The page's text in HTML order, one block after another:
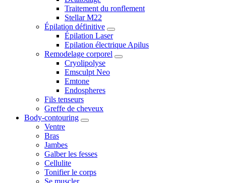
Traitement du ronflement
Stellar M22
Épilation définitive
Épilation Laser
Epilation électrique Apilus
Remodelage corporel
Cryolipolyse
Emsculpt Neo
Emtone
Endospheres
Fils tenseurs
Greffe de cheveux
Body-contouring
Ventre
Bras
Jambes
Galber les fesses
Cellulite
Tonifier le corps
Se muscler